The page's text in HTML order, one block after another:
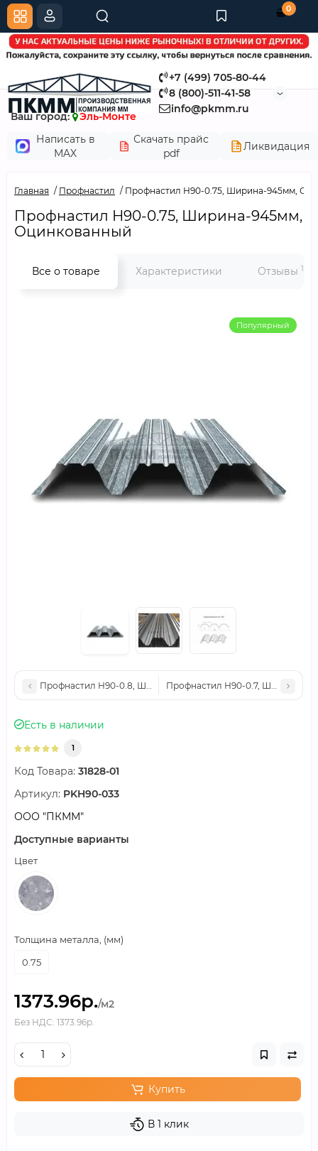
+7 (499) 705-80-44
8 (800)-511-41-58
info@pkmm.ru
Ваш город:
Эль-Монте
Написать в
MAX
Скачать прайс
pdf
Ликвидация
0
Главная Профнастил Профнастил Н90-0.75, Ширина-945мм,
Профнастил Н90-0.75, Ширина-945мм,
Оцинкованный
Все о товаре Характеристики Отзывы 1
Популярный
Профнастил Н90-0.8, Ширина-945мм, Оцинкованный
Профнастил Н90-0.7, Ширина-
Есть в наличии
1
Код Товара: 31828-01
Артикул: PKH90-033
ООО "ПКММ"
Доступные варианты
Цвет
Толщина металла, (мм)
0.75
1373.96р./м2
Без НДС: 1373.96р.
Купить
В 1 клик